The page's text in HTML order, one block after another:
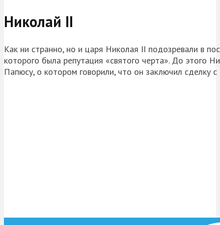
Николай II
Как ни странно, но и царя Николая II подозревали в
которого была репутация «святого черта». До этого
Папюсу, о котором говорили, что он заключил сделку